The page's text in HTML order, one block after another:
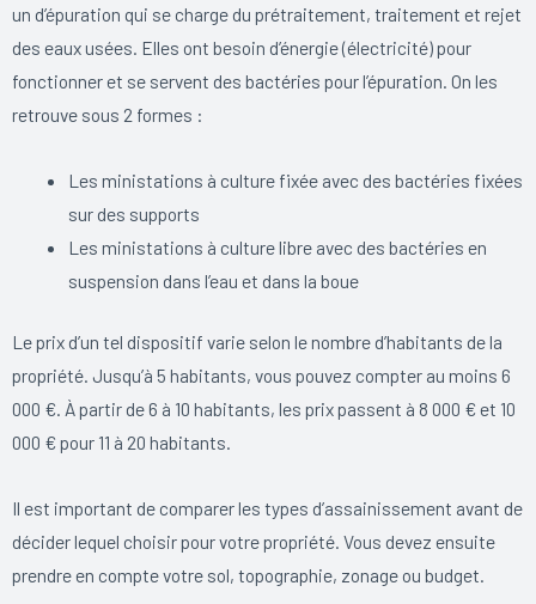
un d’épuration qui se charge du prétraitement, traitement et rejet
des eaux usées. Elles ont besoin d’énergie (électricité) pour
fonctionner et se servent des bactéries pour l’épuration. On les
retrouve sous 2 formes :
Les ministations à culture fixée avec des bactéries fixées
sur des supports
Les ministations à culture libre avec des bactéries en
suspension dans l’eau et dans la boue
Le prix d’un tel dispositif varie selon le nombre d’habitants de la
propriété. Jusqu’à 5 habitants, vous pouvez compter au moins 6
000 €. À partir de 6 à 10 habitants, les prix passent à 8 000 € et 10
000 € pour 11 à 20 habitants.
Il est important de comparer les types d’assainissement avant de
décider lequel choisir pour votre propriété. Vous devez ensuite
prendre en compte votre sol, topographie, zonage ou budget.